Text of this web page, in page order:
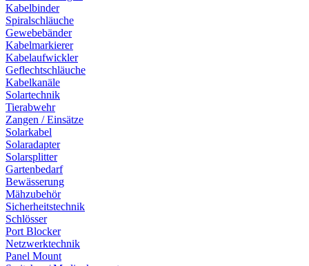
Kabelbinder
Spiralschläuche
Gewebebänder
Kabelmarkierer
Kabelaufwickler
Geflechtschläuche
Kabelkanäle
Solartechnik
Tierabwehr
Zangen / Einsätze
Solarkabel
Solaradapter
Solarsplitter
Gartenbedarf
Bewässerung
Mähzubehör
Sicherheitstechnik
Schlösser
Port Blocker
Netzwerktechnik
Panel Mount